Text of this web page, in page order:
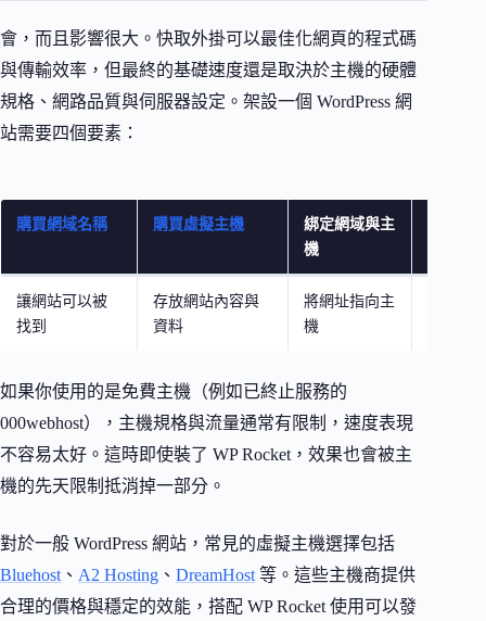
會，而且影響很大。快取外掛可以最佳化網頁的程式碼
與傳輸效率，但最終的基礎速度還是取決於主機的硬體
規格、網路品質與伺服器設定。架設一個 WordPress 網
站需要四個要素：
購買網域名稱 購買虛擬主機
綁定網域與主
機
讓網站可以被
找到
存放網站內容與
資料
將網址指向主
機
如果你使用的是免費主機（例如已終止服務的
000webhost），主機規格與流量通常有限制，速度表現
不容易太好。這時即使裝了 WP Rocket，效果也會被主
機的先天限制抵消掉一部分。
對於一般 WordPress 網站，常見的虛擬主機選擇包括
Bluehost 、 A2 Hosting 、 DreamHost 等。這些主機商提供
合理的價格與穩定的效能，搭配 WP Rocket 使用可以發